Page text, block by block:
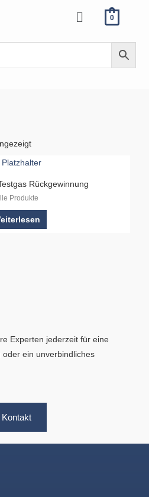
Menü 0
Rückgewinnung
Produkte
Experten jederzeit für eine
ein unverbindliches
Kontakt